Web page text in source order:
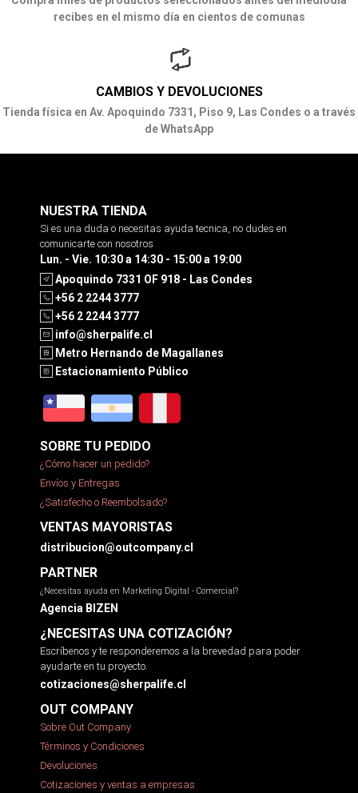
recibes en el mismo día en cientos de comunas
CAMBIOS Y DEVOLUCIONES
Tienda física en Av. Apoquindo 7331, Piso 9, Las Condes o a través
de WhatsApp
NUESTRA TIENDA
Si es una duda o necesitas ayuda tecnica, no dudes en
comunicarte con nosotros
Lun. - Vie. 10:30 a 14:30 - 15:00 a 19:00
Apoquindo 7331 OF 918 - Las Condes
+56 2 2244 3777
+56 2 2244 3777
info@sherpalife.cl
Metro Hernando de Magallanes
Estacionamiento Público
SOBRE TU PEDIDO
¿Cómo hacer un pedido?
Envíos y Entregas
¿Satisfecho o Reembolsado?
VENTAS MAYORISTAS
distribucion@outcompany.cl
PARTNER
¿Necesitas ayuda en Marketing Digital - Comercial?
Agencia BIZEN
¿NECESITAS UNA COTIZACIÓN?
Escríbenos y te responderemos a la brevedad para poder
ayudarte en tu proyecto.
cotizaciones@sherpalife.cl
OUT COMPANY
Sobre Out Company
Términos y Condiciones
Devoluciones
Cotizaciones y ventas a empresas